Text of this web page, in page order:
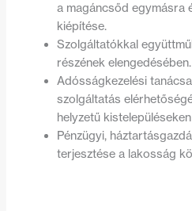
a magáncsőd egymásra
kiépítése.
Szolgáltatókkal
részének elengedésében.
Adósságkezelési
szolgáltatás
helyzetű
Pénzügyi,
terjesztése a lakosság